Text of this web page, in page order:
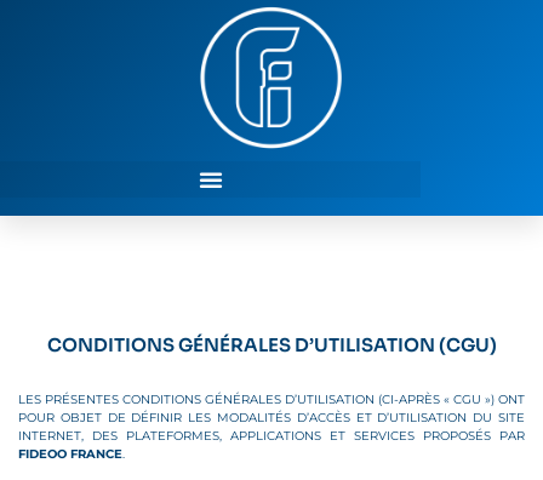
CONDITIONS GÉNÉRALES D’UTILISATION (CGU)
LES PRÉSENTES CONDITIONS GÉNÉRALES D’UTILISATION (CI-APRÈS « CGU ») ONT
POUR OBJET DE DÉFINIR LES MODALITÉS D’ACCÈS ET D’UTILISATION DU SITE
INTERNET, DES PLATEFORMES, APPLICATIONS ET SERVICES PROPOSÉS PAR
FIDEOO FRANCE.